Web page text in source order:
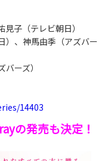
子（テレビ朝日）
）、神馬由季（アズバー
ーズ）
14403
の発売も決定！